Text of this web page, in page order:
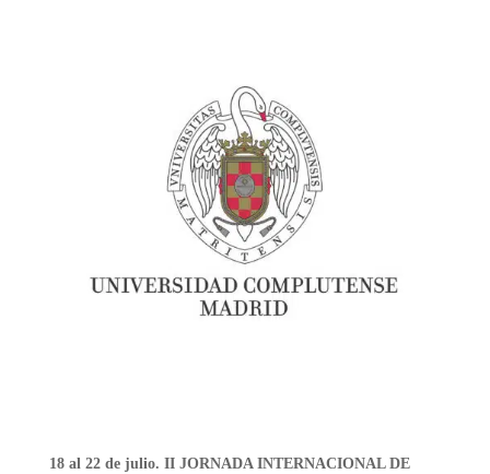
18 al 22 de julio. II JORNADA INTERNACIONAL DE